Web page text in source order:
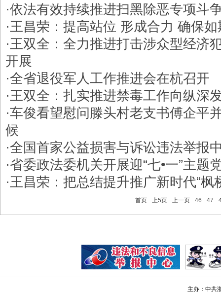
·依法有效持续推进扫黑除恶专项斗
·王昌荣：提高站位 形成合力 确保
·王双全：全力推进打击涉众型经济
开展
·全省退役军人工作推进会在杭召开
·王双全：扎实推进禁毒工作向纵深
·车俊看望慰问滕头村老支书傅企平
候
·全国首家公益损害与诉讼违法举报
·省委政法委机关开展迎“七•一”主题
·王昌荣：把总结提升推广新时代“枫
首页 上5页 上一页 46 47
主办：中共